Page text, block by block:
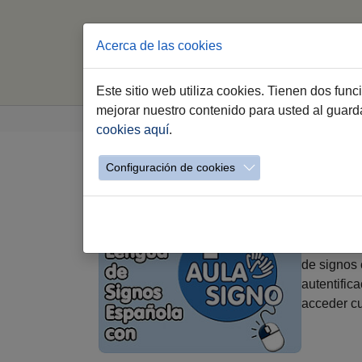
Jerez.es Webs Municipales Oficina
¿Quieres aprender la
de signos
acceder
Acerca de las cookies
Este sitio web utiliza cookies. Tienen dos
mejorar nuestro contenido para usted al
cookies aquí.
Configuración de cookies